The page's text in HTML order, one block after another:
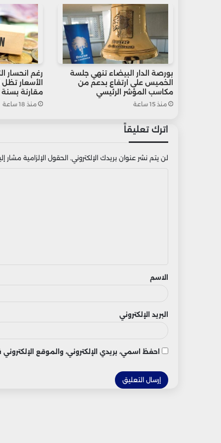
بورصة الدار البيضاء تنهي جلسة
الخميس على ارتفاع بدعم من
مكاسب المؤشر الرئيسي
منذ 15 ساعة
رغم انحسار
مقارنة بسنة 2021
منذ 18 ساعة
اترك تعليقاً
لن يتم نشر عنوان بريدك الإلكتروني. الحقول الإلزامية مشار
ق
الاسم
البريد الإلكتروني
احفظ اسمي، بريدي الإلكتروني، والموقع